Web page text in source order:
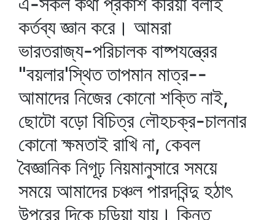
কর্তব্য জ্ঞান করে। আমরা
ভারতরাজ্য-পরিচালক বাষ্পযন্ত্রের
"বয়লার'স্থিত তাপমান মাত্র--
আমাদের নিজের কোনো শক্তি নাই,
ছোটো বড়ো বিচিত্র লৌহচক্র-চালনার
কোনো ক্ষমতাই রাখি না, কেবল
বৈজ্ঞানিক নিগূঢ় নিয়মানুসারে সময়ে
সময়ে আমাদের চঞ্চল পারদবিন্দু হঠাৎ
উপরের দিকে চড়িয়া যায়। কিন্তু